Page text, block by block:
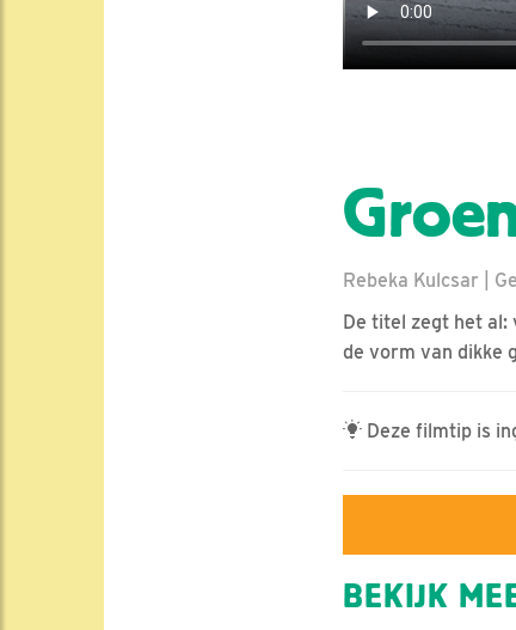
Rebeka Kulcsar |
De titel zegt het al:
de vorm van dikke
Deze filmtip is
BEKIJK